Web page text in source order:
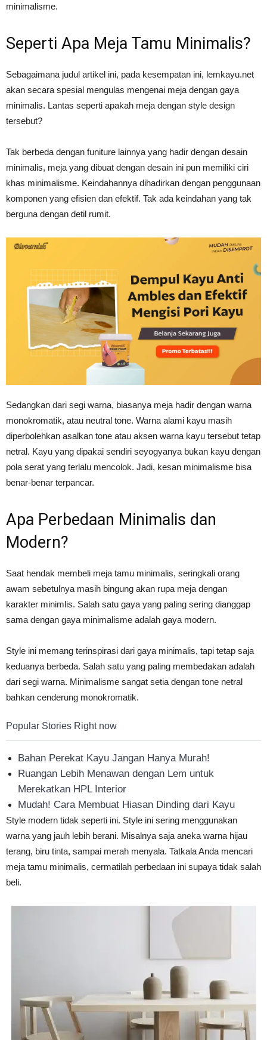
minimalisme.
Seperti Apa Meja Tamu Minimalis?
Sebagaimana judul artikel ini, pada kesempatan ini, lemkayu.net
akan secara spesial mengulas mengenai meja dengan gaya
minimalis. Lantas seperti apakah meja dengan style design
tersebut?
Tak berbeda dengan funiture lainnya yang hadir dengan desain
minimalis, meja yang dibuat dengan desain ini pun memiliki ciri
khas minimalisme. Keindahannya dihadirkan dengan penggunaan
komponen yang efisien dan efektif. Tak ada keindahan yang tak
berguna dengan detil rumit.
Sedangkan dari segi warna, biasanya meja hadir dengan warna
monokromatik, atau neutral tone. Warna alami kayu masih
diperbolehkan asalkan tone atau aksen warna kayu tersebut tetap
netral. Kayu yang dipakai sendiri seyogyanya bukan kayu dengan
pola serat yang terlalu mencolok. Jadi, kesan minimalisme bisa
benar-benar terpancar.
Apa Perbedaan Minimalis dan
Modern?
Saat hendak membeli meja tamu minimalis, seringkali orang
awam sebetulnya masih bingung akan rupa meja dengan
karakter minimlis. Salah satu gaya yang paling sering dianggap
sama dengan gaya minimalisme adalah gaya modern.
Style ini memang terinspirasi dari gaya minimalis, tapi tetap saja
keduanya berbeda. Salah satu yang paling membedakan adalah
dari segi warna. Minimalisme sangat setia dengan tone netral
bahkan cenderung monokromatik.
Popular Stories Right now
Bahan Perekat Kayu Jangan Hanya Murah!
Ruangan Lebih Menawan dengan Lem untuk
Merekatkan HPL Interior
Mudah! Cara Membuat Hiasan Dinding dari Kayu
Style modern tidak seperti ini. Style ini sering menggunakan
warna yang jauh lebih berani. Misalnya saja aneka warna hijau
terang, biru tinta, sampai merah menyala. Tatkala Anda mencari
meja tamu minimalis, cermatilah perbedaan ini supaya tidak salah
beli.